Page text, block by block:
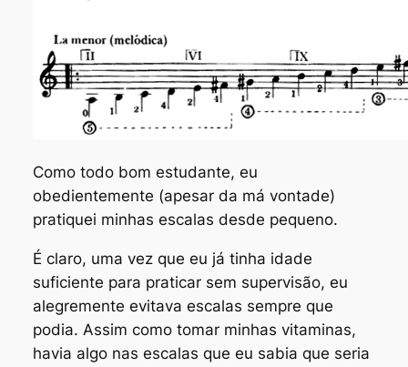
Como todo bom estudante, eu
obedientemente (apesar da má vontade)
pratiquei minhas escalas desde pequeno.
É claro, uma vez que eu já tinha idade
suficiente para praticar sem supervisão, eu
alegremente evitava escalas sempre que
podia. Assim como tomar minhas vitaminas,
havia algo nas escalas que eu sabia que seria